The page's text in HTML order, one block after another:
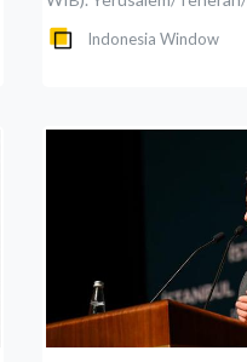
Indonesia Window